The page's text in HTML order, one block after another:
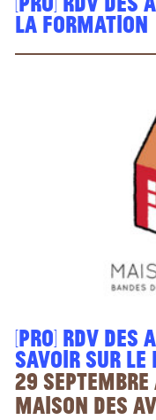
la formation
[PRO] Rdv
savoir sur le
29 septembre
Maison des